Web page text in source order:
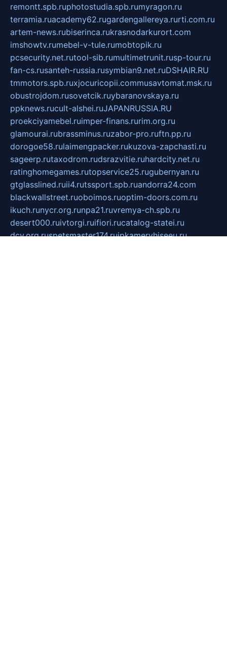
remontt.spb.ruphotostudia.spb.rumyragon.ru
terramia.ruacademy62.rugardengallereya.rurti.com.ru
artem-news.rubiserinca.rukrasnodarkurort.com
imshowtv.rumebel-v-tule.rumobtopik.ru
pcsecurity.net.rutool-sib.rumultimetrunit.rusp-tour.ru
fan-cs.rusanteh-russia.rusymbian9.net.ruDSHAIR.RU
tmmotors.spb.ruxjocuricopii.commusavtomat.msk.ru
obustrojdom.rusovetcik.ruybaranovskaya.ru
ppknews.rucult-alshei.ruJAPANRUSSIA.RU
proekciyamebel.ruimper-finans.rurim.org.ru
glamourai.rubrassminus.ruzabor-pro.ruftn.pp.ru
dorogoe58.rulaimengpacker.rukuzova-zapchasti.ru
sageerp.rutaxodrom.rudsrazvitie.ruhardcity.net.ru
ratinghomegames.rutopservice25.rugubernyan.ru
gtglasslined.ruii4.rutssport.spb.ruandorra24.com
blackwallstreet.ruoboimos.ruoptim-doors.com.ru
ikuch.runycr.org.runpa21.ruvremya-ch.spb.ru
desert000.ruivtorgi.ruifiori.rucatalog-statei.ru
dcv.org.ruspetsmaster174.ruipkameryhiseeu.ru